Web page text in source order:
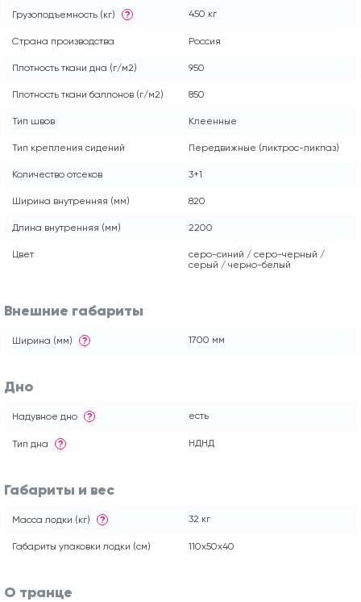
Грузоподъемность (кг) ? 450 кг
Страна производства Россия
Плотность ткани дна (г/м2) 950
Плотность ткани баллонов (г/м2) 850
Тип швов Клеенные
Тип крепления сидений Передвижные (ликтрос-ликпаз)
Количество отсеков 3+1
Ширина внутренняя (мм) 820
Длина внутренняя (мм) 2200
Цвет
серо-синий / серо-черный /
серый / черно-белый
Внешние габариты
Ширина (мм) ? 1700 мм
Дно
Надувное дно ? есть
Тип дна ? НДНД
Габариты и вес
Масса лодки (кг) ? 32 кг
Габариты упаковки лодки (см) 110x50x40
О транце